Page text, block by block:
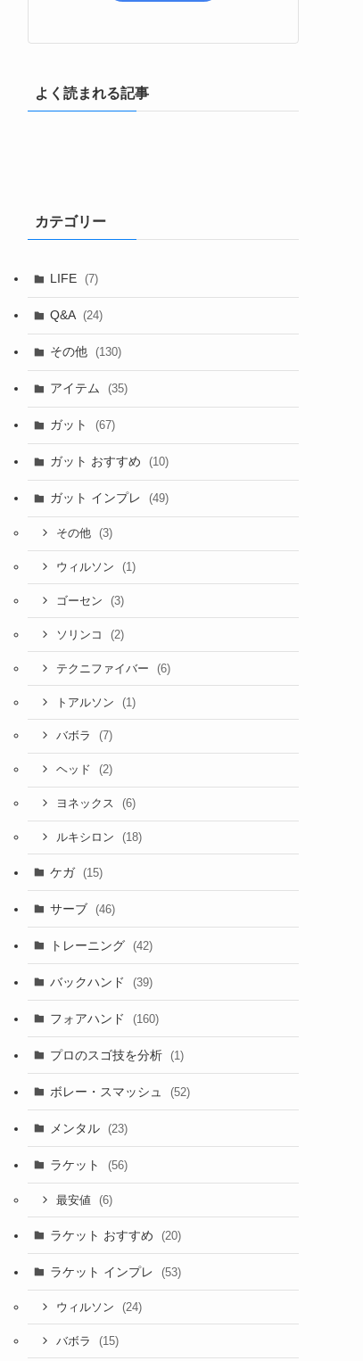
よく読まれる記事
カテゴリー
LIFE (7)
Q&A (24)
その他 (130)
アイテム (35)
ガット (67)
ガット おすすめ (10)
ガット インプレ (49)
その他 (3)
ウィルソン (1)
ゴーセン (3)
ソリンコ (2)
テクニファイバー (6)
トアルソン (1)
バボラ (7)
ヘッド (2)
ヨネックス (6)
ルキシロン (18)
ケガ (15)
サーブ (46)
トレーニング (42)
バックハンド (39)
フォアハンド (160)
プロのスゴ技を分析 (1)
ボレー・スマッシュ (52)
メンタル (23)
ラケット (56)
最安値 (6)
ラケット おすすめ (20)
ラケット インプレ (53)
ウィルソン (24)
バボラ (15)